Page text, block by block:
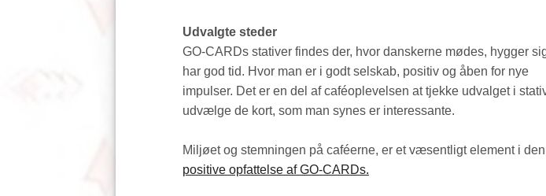
Udvalgte steder
GO-CARDs stativer findes der, hvor danskerne mødes, hygger
har god tid. Hvor man er i godt selskab, positiv og åben for nye
impulser. Det er en del af caféoplevelsen at tjekke udvalget i
udvælge de kort, som man synes er interessante.
Miljøet og stemningen på caféerne, er et væsentligt element i den
positive opfattelse af GO-CARDs.